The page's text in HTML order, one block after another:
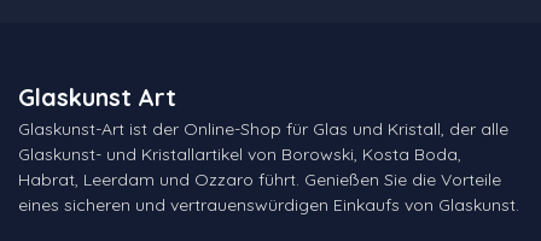
Glaskunst Art
Glaskunst-Art ist der Online-Shop für Glas und Kristall, der alle
Glaskunst- und Kristallartikel von Borowski, Kosta Boda,
Habrat, Leerdam und Ozzaro führt. Genießen Sie die Vorteile
eines sicheren und vertrauenswürdigen Einkaufs von Glaskunst.